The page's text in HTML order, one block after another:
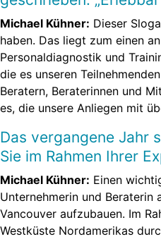
Michael Kühner: Dieser
haben. Das liegt zum einen
Personaldiagnostik und
die es unseren
Beratern, Beraterinnen und
es, die unsere Anliegen mit
Das vergangene Jahr
Sie im Rahmen Ihrer
Michael Kühner: Einen
Unternehmerin und
Vancouver aufzubauen. Im
Westküste Nordamerikas